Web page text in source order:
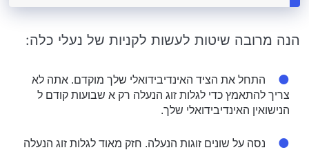
הנה מרובה שיטות לעשות לקניות של נעלי כלה:
התחל את הציד האינדיבידואלי שלך מוקדם. אתה לא
צריך להתאמץ כדי לגלות זוג הנעלה רק א שבועות קודם ל
הנישואין האינדיבידואלי שלך.
נסה על שונים זוגות הנעלה. חזק מאוד לגלות זוג הנעלה